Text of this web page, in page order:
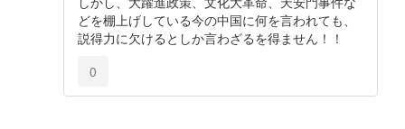
どを棚上げしている今の中国に何を言われても、
説得力に欠けるとしか言わざるを得ません！！
0